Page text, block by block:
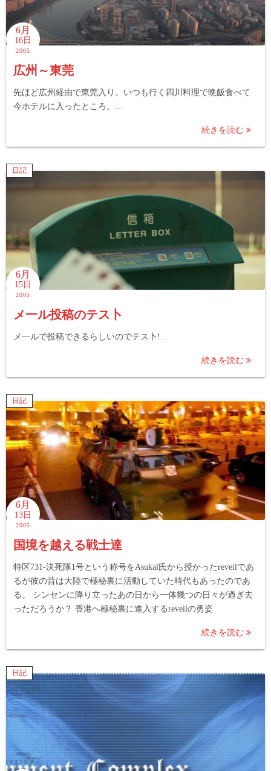
6月
16日
2005
広州～東莞
先ほど広州経由で東莞入り。いつも行く四川料理で晩飯食べて
今ホテルに入ったところ。…
続きを読む
日記
6月
15日
2005
メ一ル投稿のテス卜
メ一ルで投稿できるらしいのでテス卜!…
続きを読む
日記
6月
13日
2005
国境を越える戦士達
特区731-決死隊1号という称号をAsukal氏から授かったreveilであ
るが彼の昔は大陸で極秘裏に活動していた時代もあったのであ
る。 シンセンに降り立ったあの日から一体幾つの日々が過ぎ去
っただろうか？ 香港へ極秘裏に進入するreveilの勇姿
続きを読む
日記